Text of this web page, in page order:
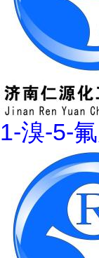
1-溴-5-